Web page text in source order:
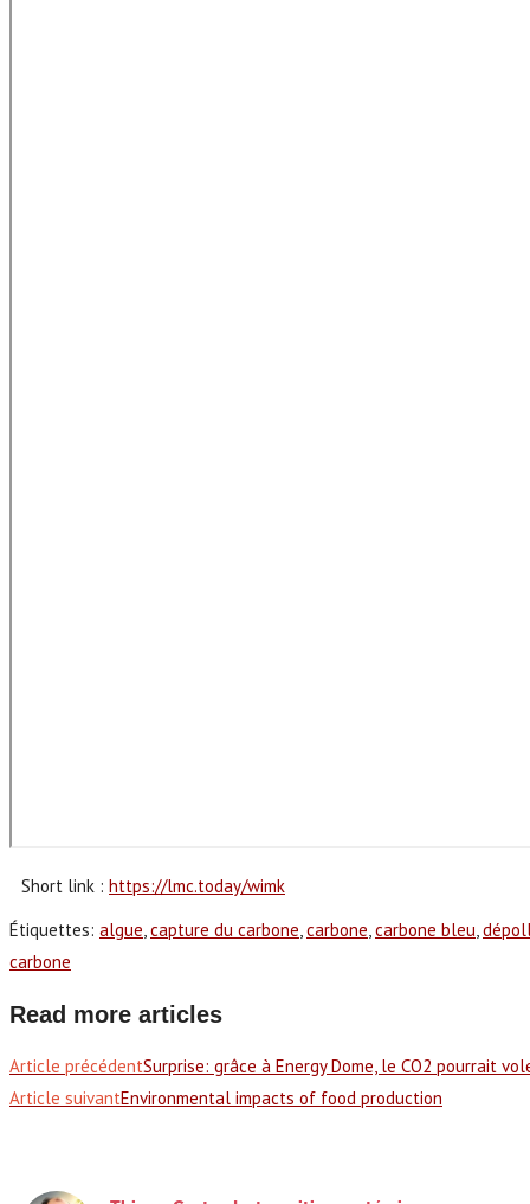
Short link : https://lmc.today/wimk
Étiquettes: algue, capture du carbone, carbone, carbone bleu,
carbone
Read more articles
Article précédentSurprise: grâce à Energy Dome, le CO2 pourrait
Article suivantEnvironmental impacts of food production